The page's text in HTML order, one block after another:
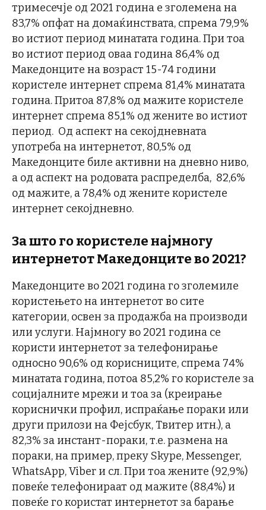
тримесечје од 2021 година е зголемена на
83,7% опфат на домаќинствата, спрема 79,9%
во истиот период минатата година. При тоа
во истиот период оваа година 86,4% од
Македонците на возраст 15-74 години
користеле интернет спрема 81,4% минатата
година. Притоа 87,8% од мажите користеле
интернет спрема 85,1% од жените во истиот
период. Од аспект на секојдневната
употреба на интернетот, 80,5% од
Македонците биле активни на дневно ниво,
а од аспект на родовата распределба, 82,6%
од мажите, а 78,4% од жените користеле
интернет секојдневно.
За што го користеле најмногу
интернетот Македонците во 2021?
Македонците во 2021 година го зголемиле
користењето на интернетот во сите
категории, освен за продажба на производи
или услуги. Најмногу во 2021 година се
користи интернетот за телефонирање
односно 90,6% од корисниците, спрема 74%
минатата година, потоа 85,2% го користеле за
социјалните мрежи и тоа за (креирање
кориснички профил, испраќање пораки или
други прилози на Фејсбук, Твитер итн.), а
82,3% за инстант-пораки, т.е. размена на
пораки, на пример, преку Skype, Messenger,
WhatsApp, Viber и сл. При тоа жените (92,9%)
повеќе телефонираат од мажите (88,4%) и
повеќе го користат интернетот за барање